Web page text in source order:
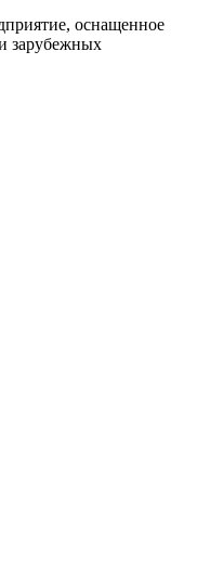
оснащенное
зарубежных